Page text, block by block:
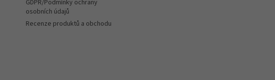
GDPR/Podmínky ochrany
osobních údajů
Recenze produktů a obchodu